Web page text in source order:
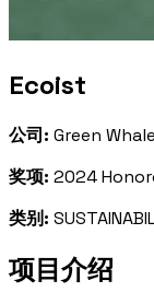
Ecoist
公司: Green
奖项: 2024
类别:
项目介绍